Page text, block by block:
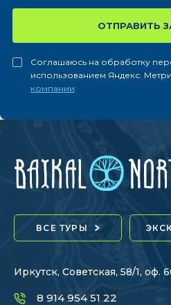
ОТПРАВИТЬ
Соглашаюсь на обработку
использованием Яндекс.
компании
ВСЕ ТУРЫ
Иркутск, Советская, 58/1, оф.
8 914 954 51 22